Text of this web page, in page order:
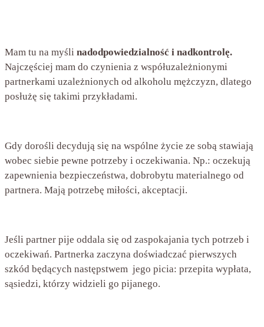
Mam tu na myśli nadodpowiedzialność i nadkontrolę.
Najczęściej mam do czynienia z współuzależnionymi
partnerkami uzależnionych od alkoholu mężczyzn, dlatego
posłużę się takimi przykładami.
Gdy dorośli decydują się na wspólne życie ze sobą stawiają
wobec siebie pewne potrzeby i oczekiwania. Np.: oczekują
zapewnienia bezpieczeństwa, dobrobytu materialnego od
partnera. Mają potrzebę miłości, akceptacji.
Jeśli partner pije oddala się od zaspokajania tych potrzeb i
oczekiwań. Partnerka zaczyna doświadczać pierwszych
szkód będących następstwem jego picia: przepita wypłata,
sąsiedzi, którzy widzieli go pijanego.